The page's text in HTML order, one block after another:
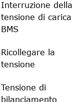
Interruzione della
tensione di carica
BMS
Ricollegare la
tensione
Tensione di
bilanciamento